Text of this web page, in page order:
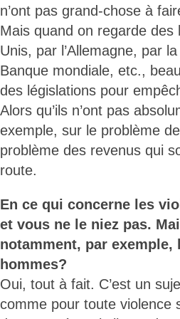
n’ont pas grand-chose à
Mais quand on regarde
Unis, par l’Allemagne, par
Banque mondiale, etc.,
des législations pour
Alors qu’ils n’ont pas
exemple, sur le problème
problème des revenus qui
route.
En ce qui concerne les
et vous ne le niez pas.
notamment, par
hommes?
Oui, tout à fait. C’est un
comme pour toute violence